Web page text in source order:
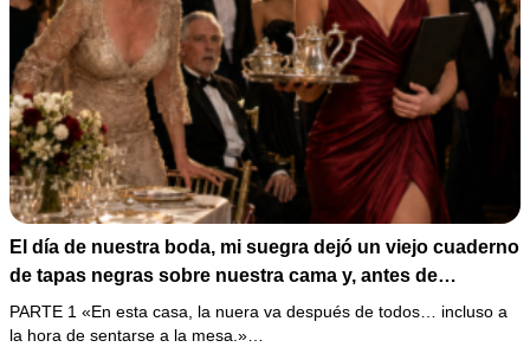
El día de nuestra boda, mi suegra dejó un viejo cuaderno
de tapas negras sobre nuestra cama y, antes de
marcharse, dijo: «En esta familia todos deben cumplir
una misma regla…».
PARTE 1 «En esta casa, la nuera va después de todos… incluso a
la hora de sentarse a la mesa.»…